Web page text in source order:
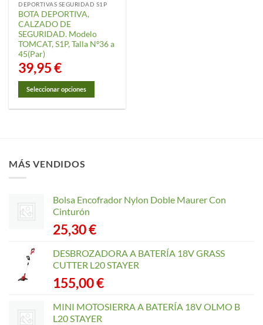
DEPORTIVAS SEGURIDAD S1P
BOTA DEPORTIVA,
CALZADO DE
SEGURIDAD. Modelo
TOMCAT, S1P, Talla Nº36 a
45(Par)
39,95€
Seleccionar opciones
Las
opciones
elegir
página
producto
MÁS VENDIDOS
Bolsa Encofrador Nylon Doble Maurer Con
Cinturón
25,30€
DESBROZADORA A BATERÍA 18V GRASS
CUTTER L20 STAYER
155,00€
MINI MOTOSIERRA A BATERÍA 18V OLMO B
L20 STAYER